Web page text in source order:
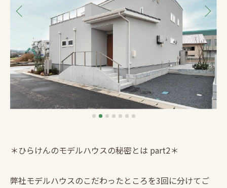
＊ひらけんのモデルハウスの秘密とは part2＊
弊社モデルハウスのこだわったところを3回に分けてご